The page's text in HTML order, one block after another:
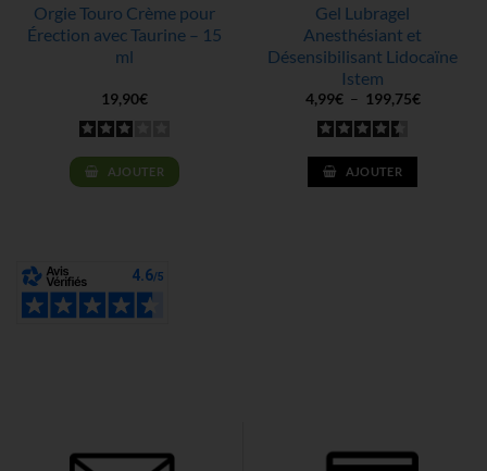
Orgie Touro Crème pour
Érection avec Taurine – 15
ml
19,90€
AJOUTER
Gel Lubragel
Anesthésiant et
Désensibilisant Lidocaïne
Istem
4,99€ – 199,75€Plage
AJOUTER